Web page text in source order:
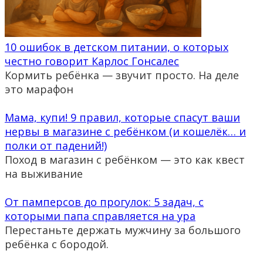
10 ошибок в детском питании, о которых
честно говорит Карлос Гонсалес
Кормить ребёнка — звучит просто. На деле
это марафон
Мама, купи! 9 правил, которые спасут ваши
нервы в магазине с ребёнком (и кошелёк… и
полки от падений!)
Поход в магазин с ребёнком — это как квест
на выживание
От памперсов до прогулок: 5 задач, с
которыми папа справляется на ура
Перестаньте держать мужчину за большого
ребёнка с бородой.